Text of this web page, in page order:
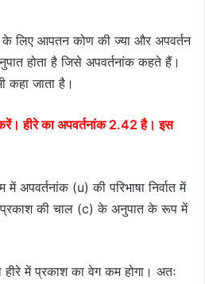
लिए आपतन कोण की ज्या और अपवर्तन
होता है जिसे अपवर्तनांक कहते हैं।
कहा जाता है।
हीरे का अपवर्तनांक 2.42 है। इस
में अपवर्तनांक (u) की परिभाषा निर्वात में
की चाल (c) के अनुपात के रूप में
में प्रकाश का वेग कम होगा। अतः